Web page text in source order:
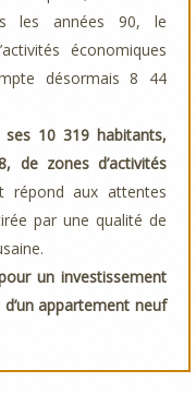
les années 90, le
économiques
désormais 8 44
ses 10 319 habitants,
de zones d’activités
répond aux attentes
par une qualité de
un investissement
appartement neuf